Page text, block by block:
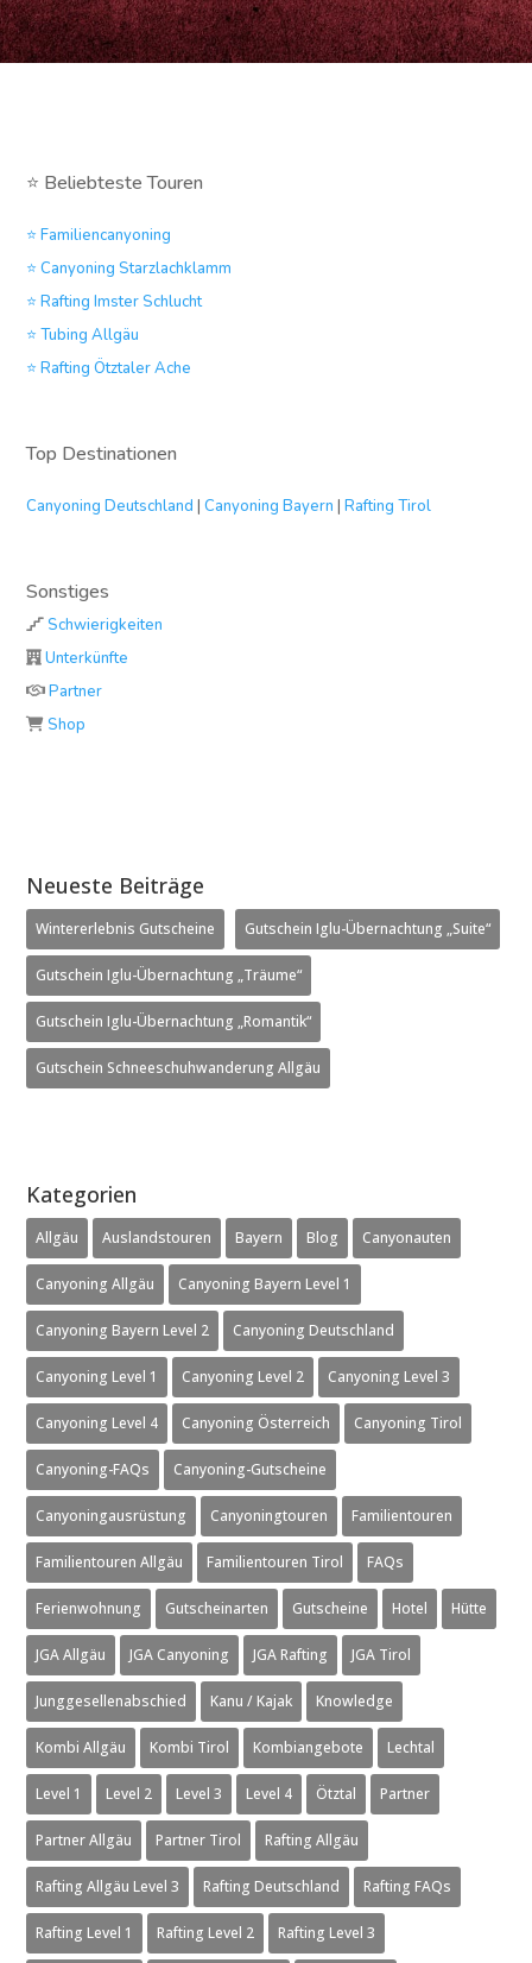
⭐ Beliebteste Touren
⭐ Familiencanyoning
⭐ Canyoning Starzlachklamm
⭐ Rafting Imster Schlucht
⭐ Tubing Allgäu
⭐ Rafting Ötztaler Ache
Top Destinationen
Canyoning Deutschland | Canyoning Bayern |Rafting Tirol
Sonstiges
Schwierigkeiten
Unterkünfte
Partner
Shop
Neueste Beiträge
Wintererlebnis Gutscheine Gutschein Iglu-Übernachtung „Suite“
Gutschein Iglu-Übernachtung „Träume“
Gutschein Iglu-Übernachtung „Romantik“
Gutschein Schneeschuhwanderung Allgäu
Kategorien
Allgäu Auslandstouren Bayern Blog Canyonauten
Canyoning Allgäu Canyoning Bayern Level 1
Canyoning Bayern Level 2 Canyoning Deutschland
Canyoning Level 1 Canyoning Level 2 Canyoning Level 3
Canyoning Level 4 Canyoning Österreich Canyoning Tirol
Canyoning-FAQs Canyoning-Gutscheine
Canyoningausrüstung Canyoningtouren Familientouren
Familientouren Allgäu Familientouren Tirol FAQs
Ferienwohnung Gutscheinarten Gutscheine Hotel Hütte
JGA Allgäu JGA Canyoning JGA Rafting JGA Tirol
Junggesellenabschied Kanu / Kajak Knowledge
Kombi Allgäu Kombi Tirol Kombiangebote Lechtal
Level 1 Level 2 Level 3 Level 4 Ötztal Partner
Partner Allgäu Partner Tirol Rafting Allgäu
Rafting Allgäu Level 3 Rafting Deutschland Rafting FAQs
Rafting Level 1 Rafting Level 2 Rafting Level 3